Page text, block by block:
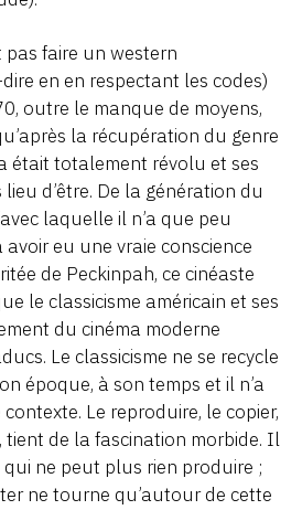
pas faire un western
dire en en respectant les codes)
outre le manque de moyens,
la récupération du genre
était totalement révolu et ses
d’être. De la génération du
laquelle il n’a que peu
avoir eu une vraie conscience
de Peckinpah, ce cinéaste
le classicisme américain et ses
du cinéma moderne
Le classicisme ne se recycle
époque, à son temps et il n’a
Le reproduire, le copier,
tient de la fascination morbide. Il
ne peut plus rien produire ;
ne tourne qu’autour de cette